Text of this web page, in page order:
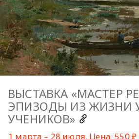
ВЫСТАВКА «МАСТЕР
ЭПИЗОДЫ ИЗ ЖИЗНИ
УЧЕНИКОВ»
1 марта – 28 июля. Цена: 550 ₽